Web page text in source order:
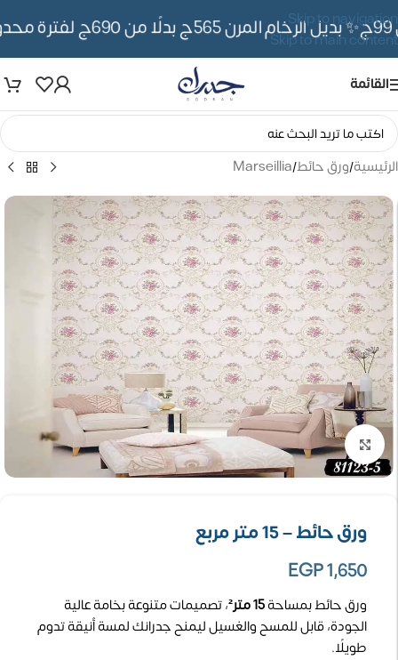
Skip to navigation
Skip to main content
✨ بديل الرخام المرن 565ج بدلًا من 690ج لفترة محدوده
القائمة
الرئيسية/ورق حائط/
Marseillia
تكبير الصورة
ورق حائط – 15 متر مربع
EGP1,650
ورق حائط بمساحة15 متر²
، تصميمات متنوعة بخامة عالية
الجودة، قابل للمسح والغسيل ليمنح جدرانك لمسة أنيقة تدوم
طويلًا.